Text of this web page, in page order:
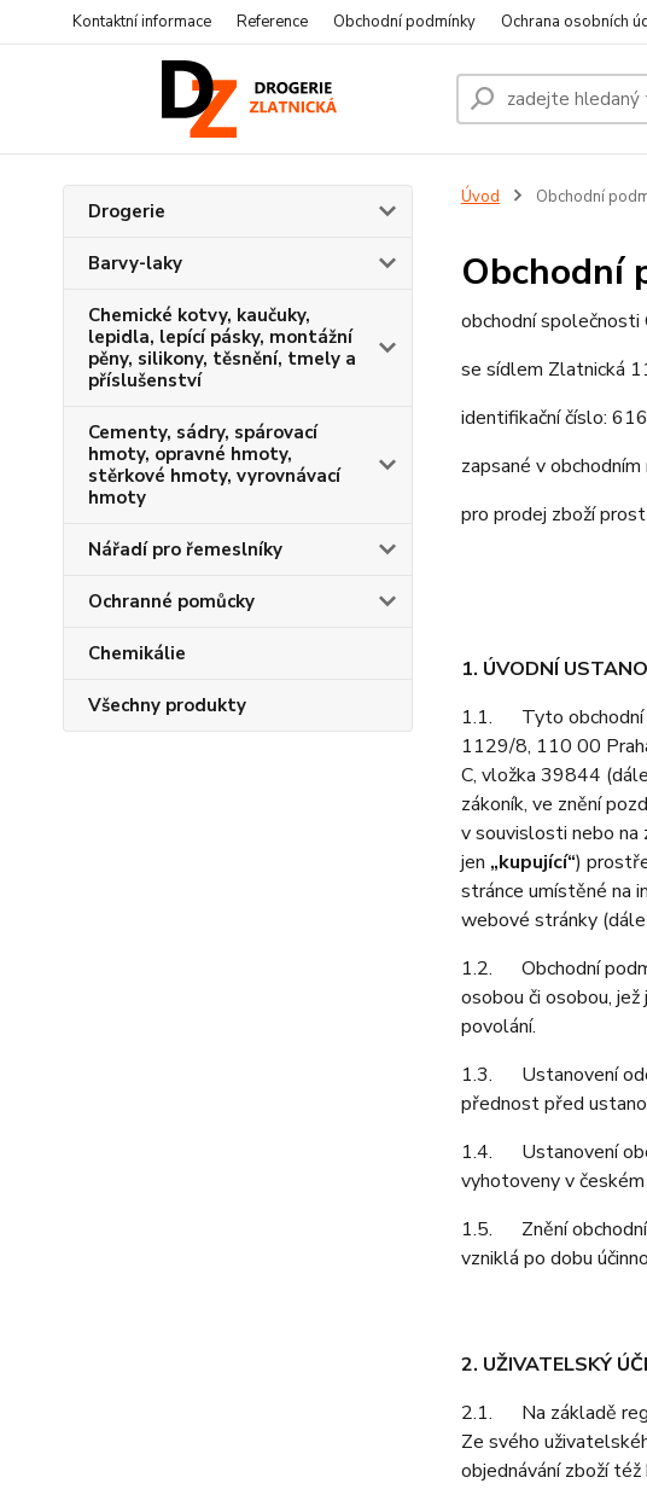
Kontaktní informace Reference Obchodní podmínky Ochrana osobních
Drogerie
Barvy-laky
Chemické kotvy, kaučuky,
lepidla, lepící pásky, montážní
pěny, silikony, těsnění, tmely a
příslušenství
Cementy, sádry, spárovací
hmoty, opravné hmoty,
stěrkové hmoty, vyrovnávací
hmoty
Nářadí pro řemeslníky
Ochranné pomůcky
Chemikálie
Všechny produkty
Úvod Obchodní
Obchodní
obchodní společnosti
se sídlem Zlatnická
identifikační číslo:
zapsané v
pro prodej zboží
1. ÚVODNÍ
1.1. Tyto obchodní
1129/8, 110 00
C, vložka 39844
zákoník, ve znění
v souvislosti nebo na
jen „kupující“)
stránce umístěné na
webové stránky
1.2. Obchodní
osobou či osobou,
povolání.
1.3. Ustanovení
přednost před
1.4. Ustanovení
vyhotoveny v
1.5. Znění
vzniklá po dobu
2. UŽIVATELSKÝ
2.1. Na základě
Ze svého
objednávání zboží